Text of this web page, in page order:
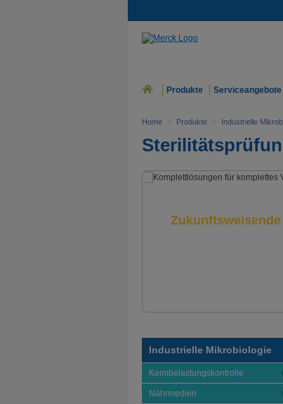
Produkte Serviceangebote
Home > Produkte > Industrielle
Industrielle Mikrobiologie
Keimbelastungskontrolle
Nährmedien